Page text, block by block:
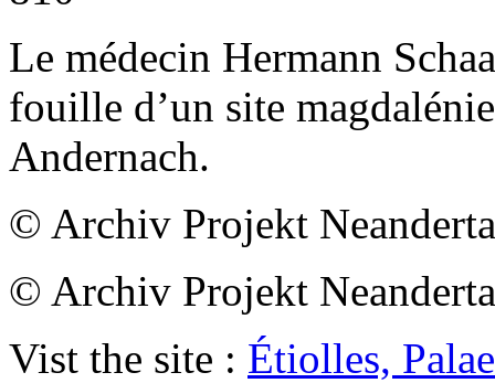
Le médecin Hermann
fouille d’un site
Andernach.
© Archiv Projekt
© Archiv Projekt
Vist the site : Étiolles,